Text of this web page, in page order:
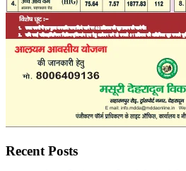
Recent Posts